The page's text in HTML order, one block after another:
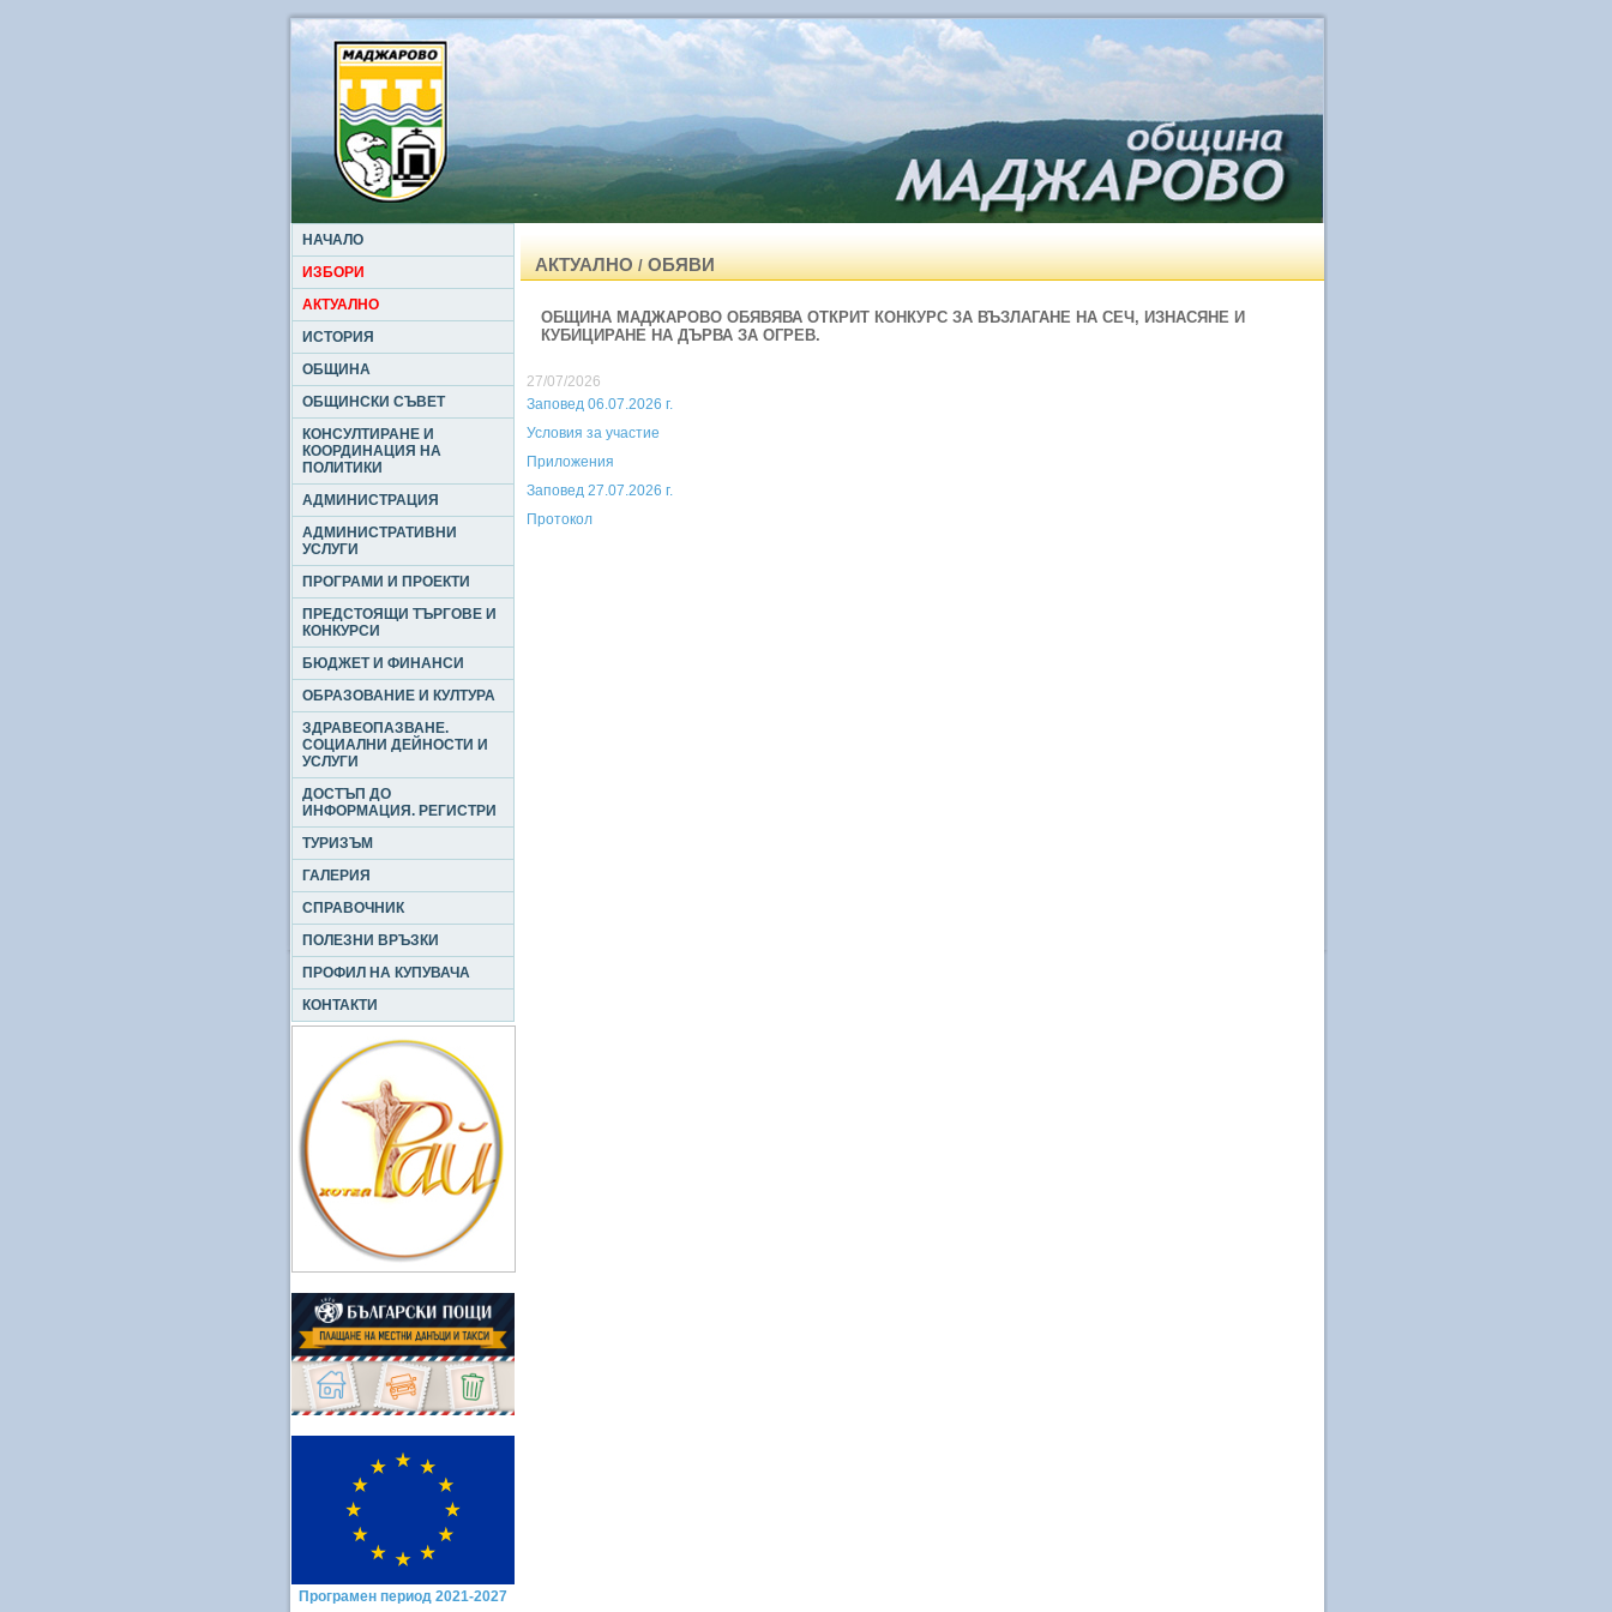
НАЧАЛО
ИЗБОРИ
АКТУАЛНО
ИСТОРИЯ
ОБЩИНА
ОБЩИНСКИ СЪВЕТ
КОНСУЛТИРАНЕ И
КООРДИНАЦИЯ НА
ПОЛИТИКИ
АДМИНИСТРАЦИЯ
АДМИНИСТРАТИВНИ
УСЛУГИ
ПРОГРАМИ И ПРОЕКТИ
ПРЕДСТОЯЩИ ТЪРГОВЕ И
КОНКУРСИ
БЮДЖЕТ И ФИНАНСИ
ОБРАЗОВАНИЕ И КУЛТУРА
ЗДРАВЕОПАЗВАНЕ.
СОЦИАЛНИ ДЕЙНОСТИ И
УСЛУГИ
ДОСТЪП ДО
ИНФОРМАЦИЯ. РЕГИСТРИ
ТУРИЗЪМ
ГАЛЕРИЯ
СПРАВОЧНИК
ПОЛЕЗНИ ВРЪЗКИ
ПРОФИЛ НА КУПУВАЧА
КОНТАКТИ
Програмен период 2021-2027
АКТУАЛНО/ОБЯВИ
ОБЩИНА МАДЖАРОВО ОБЯВЯВА ОТКРИТ КОНКУРС ЗА ВЪЗЛАГАНЕ НА СЕЧ, ИЗНАСЯНЕ И
КУБИЦИРАНЕ НА ДЪРВА ЗА ОГРЕВ.
27/07/2026
Заповед 06.07.2026 г.
Условия за участие
Приложения
Заповед 27.07.2026 г.
Протокол